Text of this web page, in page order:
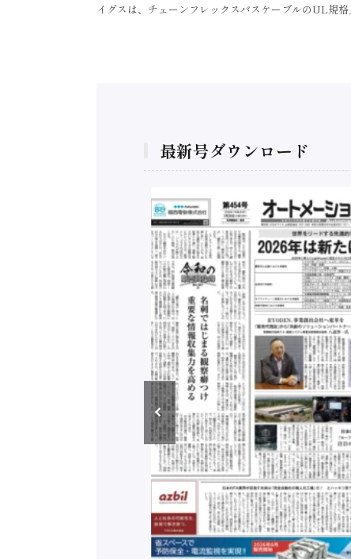
イグスは、チェーンフレックスバスケーブルのUL規
最新号ダウンロード